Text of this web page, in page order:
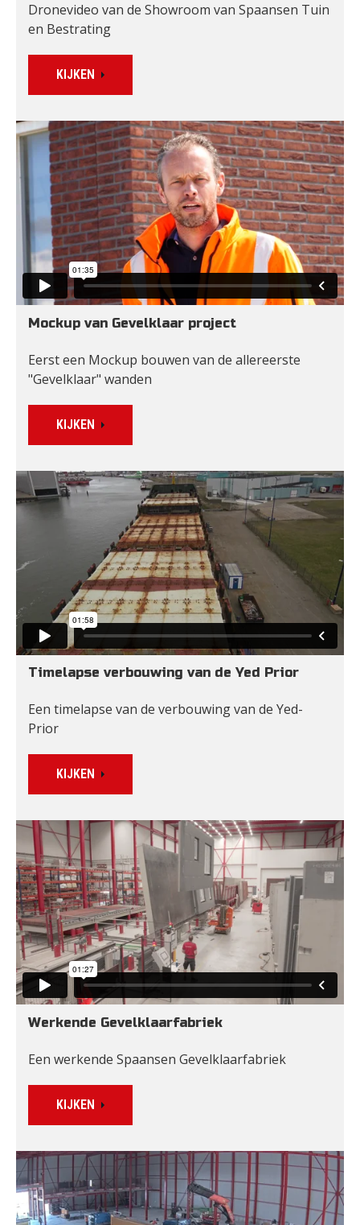
Dronevideo van de Showroom van Spaansen Tuin
en Bestrating
KIJKEN
Mockup van Gevelklaar project
Eerst een Mockup bouwen van de allereerste
"Gevelklaar" wanden
KIJKEN
Timelapse verbouwing van de Yed Prior
Een timelapse van de verbouwing van de Yed-
Prior
KIJKEN
Werkende Gevelklaarfabriek
Een werkende Spaansen Gevelklaarfabriek
KIJKEN